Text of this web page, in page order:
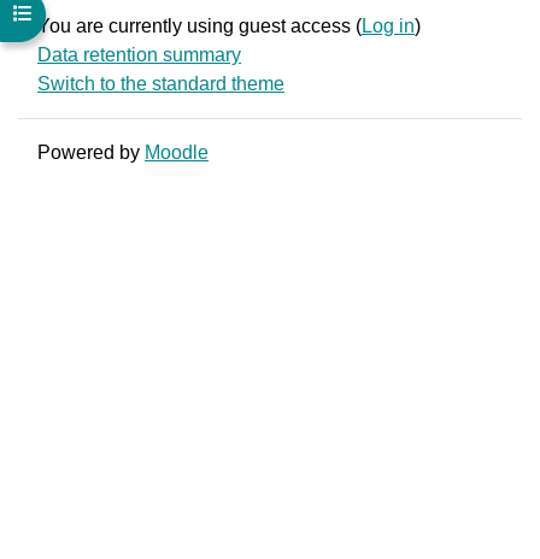
Open course index
You are currently using guest access (Log in)
Data retention summary
Switch to the standard theme
Powered by Moodle